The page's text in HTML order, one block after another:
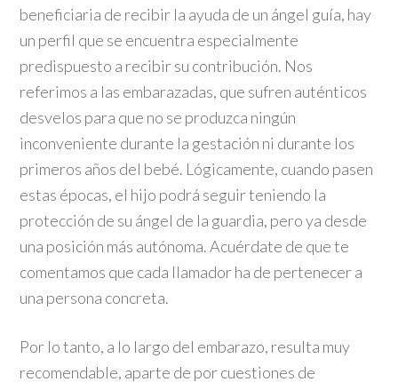
beneficiaria de recibir la ayuda de un ángel guía, hay
un perfil que se encuentra especialmente
predispuesto a recibir su contribución. Nos
referimos a las embarazadas, que sufren auténticos
desvelos para que no se produzca ningún
inconveniente durante la gestación ni durante los
primeros años del bebé. Lógicamente, cuando pasen
estas épocas, el hijo podrá seguir teniendo la
protección de su ángel de la guardia, pero ya desde
una posición más autónoma. Acuérdate de que te
comentamos que cada llamador ha de pertenecer a
una persona concreta.
Por lo tanto, a lo largo del embarazo, resulta muy
recomendable, aparte de por cuestiones de